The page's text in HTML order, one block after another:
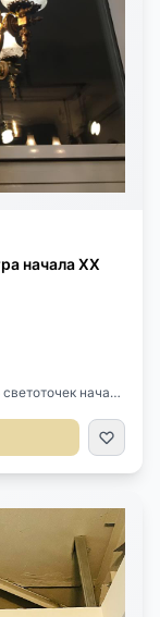
начала XX
начала